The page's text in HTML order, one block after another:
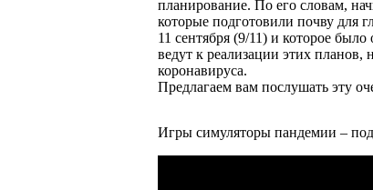
планирование. По его словам,
которые подготовили почву для
11 сентября (9/11) и которое
ведут к реализации этих планов,
коронавируса.
Предлагаем вам послушать эту
Игры симуляторы пандемии –